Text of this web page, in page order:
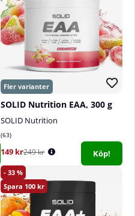
SOLID Nutrition EAA, 300 g
SOLID Nutrition
63
149 kr249 kr Köp!
33
100